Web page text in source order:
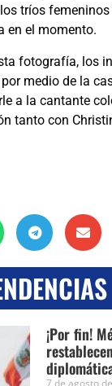
tríos
en el momento.
fotografía, los
medio de la
a la cantante
tanto con
¡Por fin!
7 de agosto